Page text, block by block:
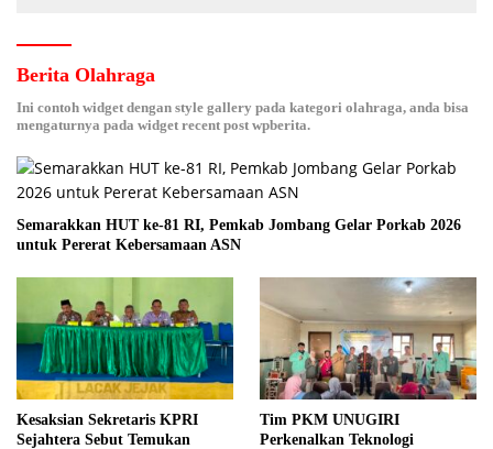
Berita Olahraga
Ini contoh widget dengan style gallery pada kategori olahraga, anda bisa
mengaturnya pada widget recent post wpberita.
Semarakkan HUT ke-81 RI, Pemkab Jombang Gelar Porkab 2026
untuk Pererat Kebersamaan ASN
Kesaksian Sekretaris KPRI
Sejahtera Sebut Temukan
Tim PKM UNUGIRI
Perkenalkan Teknologi